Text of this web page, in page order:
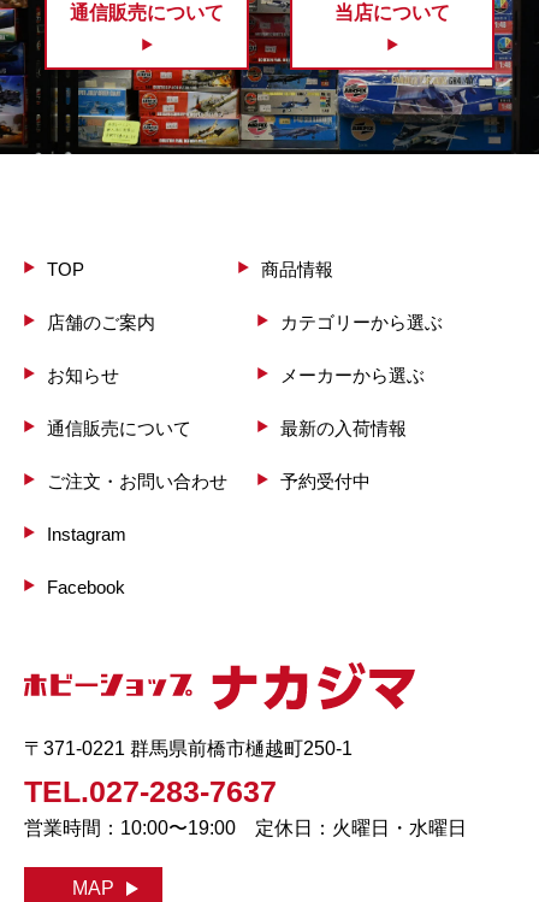
通信販売について 当店について
TOP
店舗のご案内
お知らせ
通信販売について
ご注文・お問い合わせ
Instagram
Facebook
商品情報
カテゴリーから選ぶ
メーカーから選ぶ
最新の入荷情報
予約受付中
〒371-0221 群馬県前橋市樋越町250-1
TEL.027-283-7637
営業時間：10:00〜19:00 定休日：火曜日・水曜日
MAP